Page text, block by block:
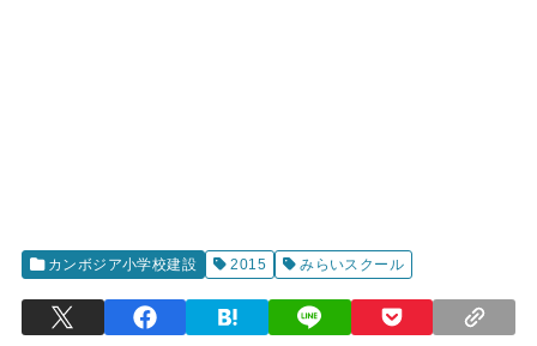
カンボジア小学校建設 2015 みらいスクール